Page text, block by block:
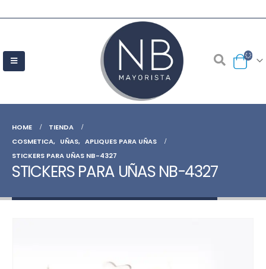
HOME
TIENDA
COSMETICA, UÑAS, APLIQUES PARA UÑAS
STICKERS PARA UÑAS NB-4327
STICKERS PARA UÑAS NB-4327